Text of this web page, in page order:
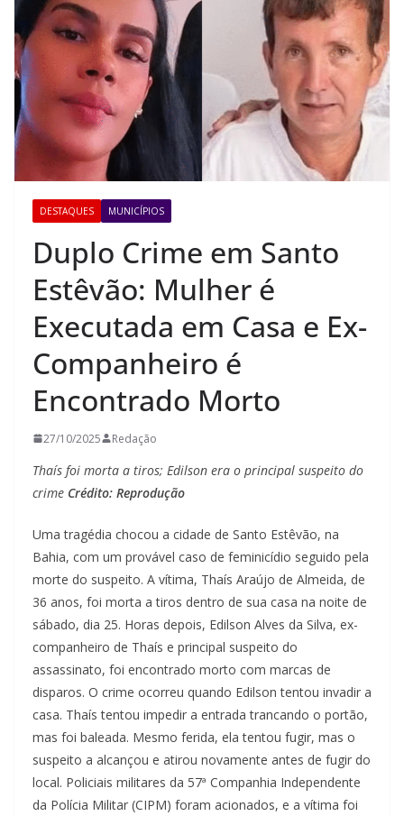
DESTAQUES MUNICÍPIOS
Duplo Crime em Santo
Estêvão: Mulher é
Executada em Casa e Ex-
Companheiro é
Encontrado Morto
27/10/2025 Redação
Thaís foi morta a tiros; Edilson era o principal suspeito do
crime Crédito: Reprodução
Uma tragédia chocou a cidade de Santo Estêvão, na
Bahia, com um provável caso de feminicídio seguido pela
morte do suspeito. A vítima, Thaís Araújo de Almeida, de
36 anos, foi morta a tiros dentro de sua casa na noite de
sábado, dia 25. Horas depois, Edilson Alves da Silva, ex-
companheiro de Thaís e principal suspeito do
assassinato, foi encontrado morto com marcas de
disparos. O crime ocorreu quando Edilson tentou invadir a
casa. Thaís tentou impedir a entrada trancando o portão,
mas foi baleada. Mesmo ferida, ela tentou fugir, mas o
suspeito a alcançou e atirou novamente antes de fugir do
local. Policiais militares da 57ª Companhia Independente
da Polícia Militar (CIPM) foram acionados, e a vítima foi